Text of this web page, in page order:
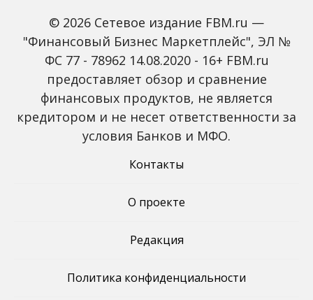
Зарплаты вырастут,
банки включат защиту
от мошенников: какие
новые законы ждут
россиян с октября
Россиян предупредили
мошенников на фоне
снижения ключевой
ставки
© 2026 Сетевое издание FBM.ru —
"Финансовый Бизнес Маркетплейс", ЭЛ №
ФС 77 - 78962 14.08.2020 - 16+ FBM.ru
предоставляет обзор и сравнение
финансовых продуктов, не является
кредитором и не несет ответственности за
условия Банков и МФО.
Контакты
О проекте
Редакция
Политика конфиденциальности